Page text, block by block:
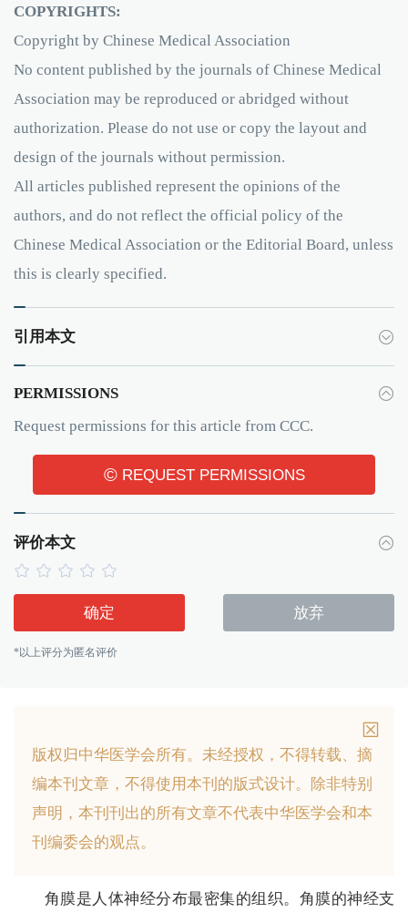
COPYRIGHTS:
Copyright by Chinese Medical Association
No content published by the journals of Chinese Medical
Association may be reproduced or abridged without
authorization. Please do not use or copy the layout and
design of the journals without permission.
All articles published represent the opinions of the
authors, and do not reflect the official policy of the
Chinese Medical Association or the Editorial Board, unless
this is clearly specified.
引用本文
PERMISSIONS
Request permissions for this article from CCC.
© REQUEST PERMISSIONS
评价本文
确定 放弃
*以上评分为匿名评价
版权归中华医学会所有。 未经授权，不得转载、摘
编本刊文章，不得使用本刊的版式设计。
除非特别
声明，本刊刊出的所有文章不代表中华医学会和本
刊编委会的观点。
角膜是人体神经分布最密集的组织。角膜的神经支